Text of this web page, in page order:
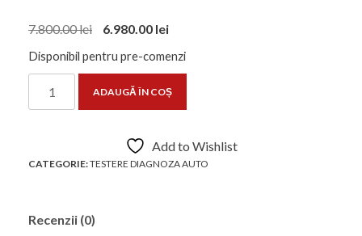
7.800.00lei
Prețul
inițial
fost:
7.800.00 lei.
6.980.00 leiPrețul
curent
6.980.00 lei.
Disponibil pentru pre-comenzi
IMMO
de
ADAUGĂ ÎN COȘ
Add to Wishlist
CATEGORIE:TESTERE DIAGNOZA AUTO
Recenzii (0)